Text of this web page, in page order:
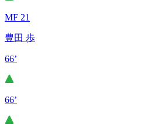
MF 21
豊田 歩
66’
66’